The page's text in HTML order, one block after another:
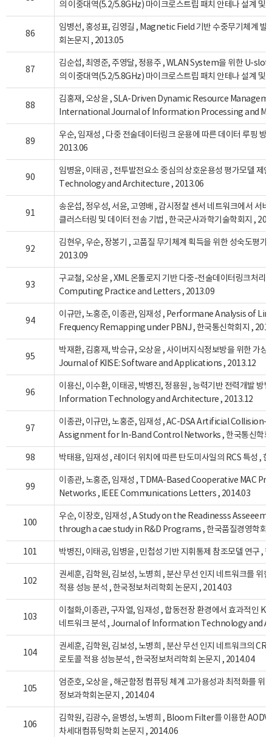
의 이중대역(5.2/5.8GHz) 마이크로스트립 패치 안테나 설계 및
86
임병선, 홍성표, 김영길 , Magnetic Field 기반 수중무기체계 발
회논문지 , 2013.05
87
김순섭, 최영준, 주영달, 정용주 , WLAN System을 위한 U-
의 이중대역(5.2/5.8GHz) 마이크로스트립 패치 안테나 설계 및
88
김홍재, 오상윤 , SLA-Driven Dynamic Resource
International Journal of Information Processing and
89
우순, 임재성 , 다중 전술데이터링크 운용에 따른 데이터 루핑 방
2013.06
90
임병윤, 이태공 , 전투발전요소 중심의 상호운용성 평가모델
Technology and Architecture , 2013.06
91
송운섭, 정우성, 서윤, 고영배 , 감시정찰 센서 네트워크에서 서
클러스터링 및 데이터 전송 기법 , 한국군사과학기술학회지 ,
92
김현우, 우순, 장봉기 , 고품질 무기체계 획득을 위한 성숙도평가
2013.09
93
구교철, 오상윤 , XML 온톨로지 기반 다중-전술데이터링크처리
Computing Practice and Letters , 2013.09
94
이규만, 노홍준, 이종관, 임재성 , Performane Analysis of
Frequency Remapping under PBNJ , 한국통신학회지 ,
95
박재환, 김홍재, 박승규, 오상윤 , 사이버지식정보방을 위한 가상
Journal of KIISE: Software and Applications , 2013.12
96
이용신, 이수환, 이태공, 박병진, 정용원 , 능력기반 전력개발 방
Information Technology and Architecture , 2013.12
97
이종관, 이규만, 노홍준, 임재성 , AC-DSA Artificial
Assignment for In-Band Control Networks , 한국통신학회
98 박태용, 임재성 , 레이더 위치에 따른 탄도미사일의 RCS 특성 ,
99
이종관, 노홍준, 임재성 , TDMA-Based Cooperative MAC
Networks , IEEE Communications Letters , 2014.03
100
우순, 이장호, 임재성 , A Study on the Readinesss
through a cae study in R&D Programs , 한국품질경영학회
101 박병진, 이태공, 임병윤 , 민첩성 기반 지휘통제 참조모델 연구 ,
102
권세훈, 김학원, 김보성, 노병희 , 분산 무선 인지 네트워크를 위
적용 성능 분석 , 한국정보처리학회 논문지 , 2014.03
103
이철화,이종관, 구자열, 임재성 , 합동전장 환경에서 효과적인
네트워크 분석 , Journal of Information Technology and
104
권세훈, 김학원, 김보성, 노병희 , 분산 무선 인지 네트워크의
로토콜 적용 성능분석 , 한국정보처리학회 논문지 , 2014.04
105
엄준호, 오상윤 , 해군함정 컴퓨팅 체계 고가용성과 최적화를 위
정보과학회논문지 , 2014.04
106
김학원, 김광수, 윤병성, 노병희 , Bloom Filter를 이용한 AODV
차세대컴퓨팅학회 논문지 , 2014.06